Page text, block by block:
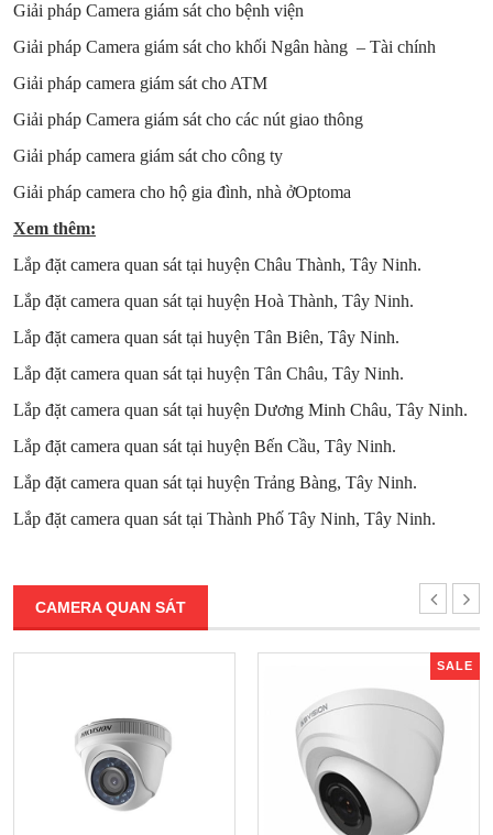
Giải pháp Camera giám sát cho bệnh viện
Giải pháp Camera giám sát cho khối Ngân hàng – Tài chính
Giải pháp camera giám sát cho ATM
Giải pháp Camera giám sát cho các nút giao thông
Giải pháp camera giám sát cho công ty
Giải pháp camera cho hộ gia đình, nhà ởOptoma
Xem thêm:
Lắp đặt camera quan sát tại huyện Châu Thành, Tây Ninh.
Lắp đặt camera quan sát tại huyện Hoà Thành, Tây Ninh.
Lắp đặt camera quan sát tại huyện Tân Biên, Tây Ninh.
Lắp đặt camera quan sát tại huyện Tân Châu, Tây Ninh.
Lắp đặt camera quan sát tại huyện Dương Minh Châu, Tây Ninh.
Lắp đặt camera quan sát tại huyện Bến Cầu, Tây Ninh.
Lắp đặt camera quan sát tại huyện Trảng Bàng, Tây Ninh.
Lắp đặt camera quan sát tại Thành Phố Tây Ninh, Tây Ninh.
CAMERA QUAN SÁT
SALE